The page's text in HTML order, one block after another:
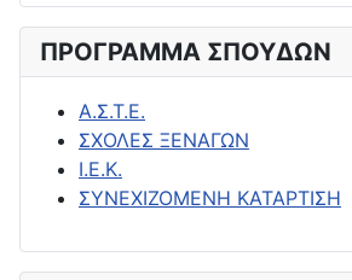
ΠΡΟΓΡΑΜΜΑ ΣΠΟΥΔΩΝ
Α.Σ.Τ.Ε.
ΣΧΟΛΕΣ ΞΕΝΑΓΩΝ
Ι.Ε.Κ.
ΣΥΝΕΧΙΖΟΜΕΝΗ ΚΑΤΑΡΤΙΣΗ